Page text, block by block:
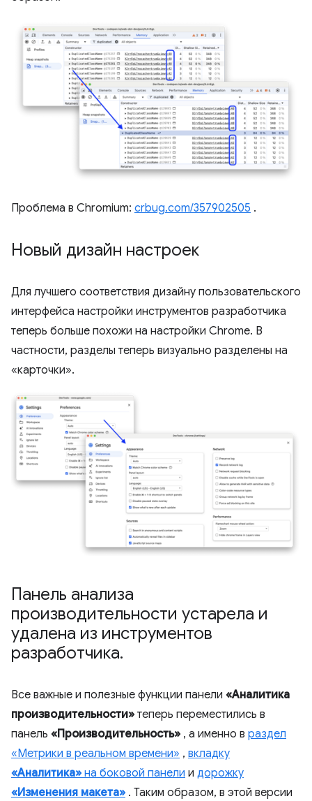
Проблема в Chromium: crbug.com/357902505 .
Новый дизайн настроек
Для лучшего соответствия дизайну пользовательского
интерфейса настройки инструментов разработчика
теперь больше похожи на настройки Chrome. В
частности, разделы теперь визуально разделены на
«карточки».
Панель анализа
производительности устарела и
удалена из инструментов
разработчика.
Все важные и полезные функции панели «Аналитика
производительности» теперь переместились в
панель «Производительность» , а именно в раздел
«Метрики в реальном времени» , вкладку
«Аналитика» на боковой панели и дорожку
«Изменения макета» . Таким образом, в этой версии